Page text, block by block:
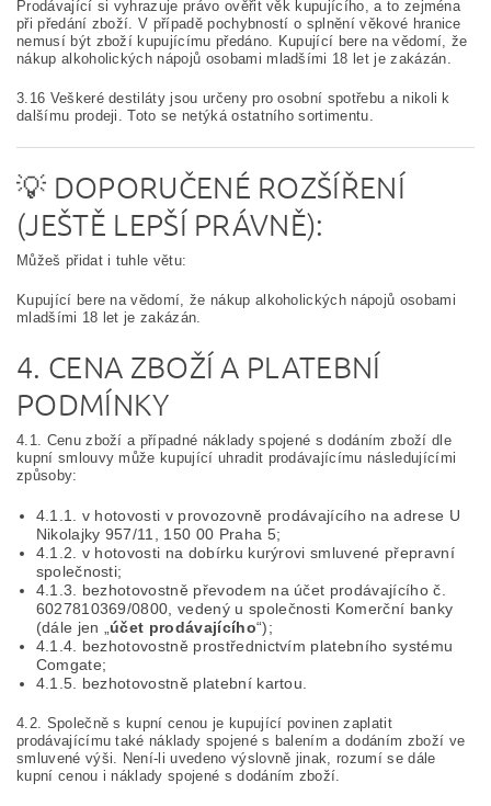
Prodávající si vyhrazuje právo ověřit věk kupujícího, a to zejména
při předání zboží. V případě pochybností o splnění věkové hranice
nemusí být zboží kupujícímu předáno. Kupující bere na vědomí, že
nákup alkoholických nápojů osobami mladšími 18 let je zakázán.
3.16 Veškeré destiláty jsou určeny pro osobní spotřebu a nikoli k
dalšímu prodeji. Toto se netýká ostatního sortimentu.
💡 DOPORUČENÉ ROZŠÍŘENÍ
(JEŠTĚ LEPŠÍ PRÁVNĚ):
Můžeš přidat i tuhle větu:
Kupující bere na vědomí, že nákup alkoholických nápojů osobami
mladšími 18 let je zakázán.
4. CENA ZBOŽÍ A PLATEBNÍ
PODMÍNKY
4.1. Cenu zboží a případné náklady spojené s dodáním zboží dle
kupní smlouvy může kupující uhradit prodávajícímu následujícími
způsoby:
4.1.1. v hotovosti v provozovně prodávajícího na adrese U
Nikolajky 957/11, 150 00 Praha 5;
4.1.2. v hotovosti na dobírku kurýrovi smluvené přepravní
společnosti;
4.1.3. bezhotovostně převodem na účet prodávajícího č.
6027810369/0800, vedený u společnosti Komerční banky
(dále jen „účet prodávajícího“);
4.1.4. bezhotovostně prostřednictvím platebního systému
Comgate;
4.1.5. bezhotovostně platební kartou.
4.2. Společně s kupní cenou je kupující povinen zaplatit
prodávajícímu také náklady spojené s balením a dodáním zboží ve
smluvené výši. Není-li uvedeno výslovně jinak, rozumí se dále
kupní cenou i náklady spojené s dodáním zboží.